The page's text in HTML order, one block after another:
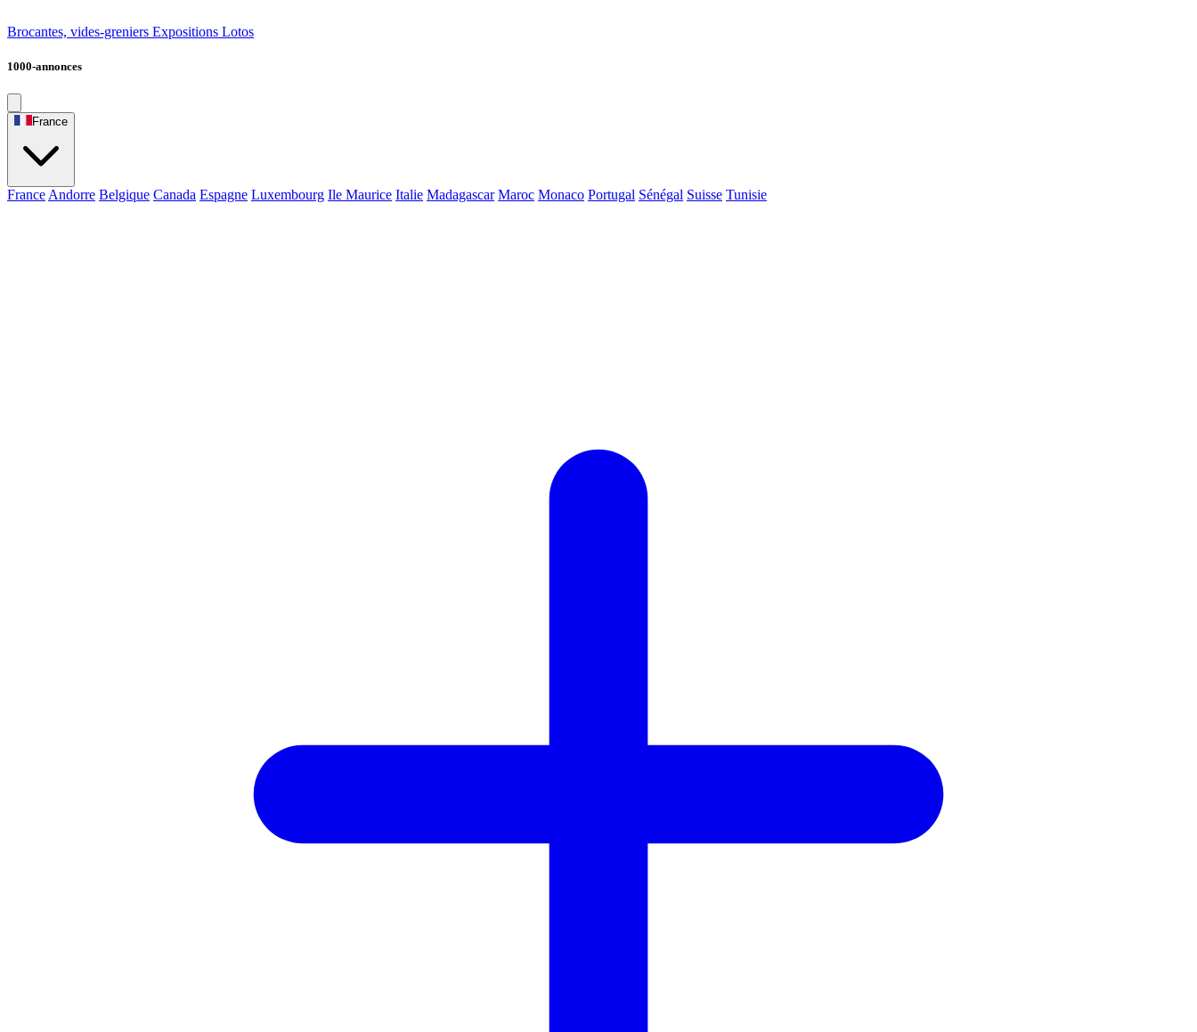
Brocantes, vides-greniers Expositions Lotos
1000-annonces
France
France Andorre Belgique Canada Espagne Luxembourg Ile Maurice Italie Madagascar Maroc Monaco Portugal Sénégal Suisse Tunisie